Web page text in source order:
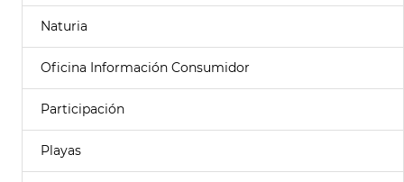
Naturia
Oficina Información Consumidor
Participación
Playas